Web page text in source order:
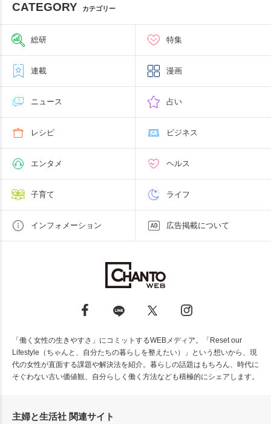
CATEGORY カテゴリー
総研 特集
連載 漫画
ニュース 占い
レシピ ビジネス
エンタメ ヘルス
子育て ライフ
インフォメーション 広告掲載について
「働く女性の生きやすさ」にコミットするWEBメディア。「Reset our
Lifestyle（ちゃんと、自分たちの暮らしを整えたい）」という想いから、現
代の女性が直面する課題や解決法を紹介。暮らしの話題はもちろん、時代に
そぐわない古い価値観、自分らしく働く方法なども積極的にシェアします。
主婦と生活社 関連サイト